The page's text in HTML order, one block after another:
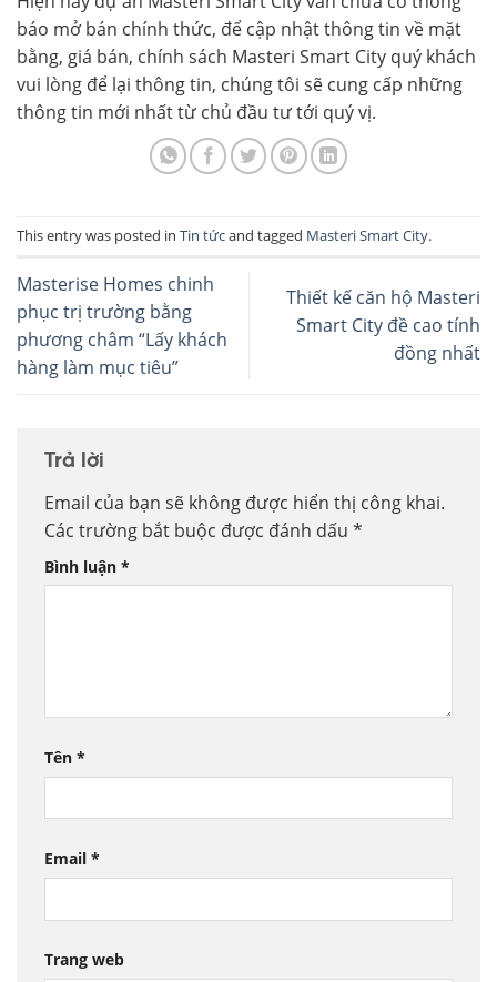
báo mở bán chính thức, để cập nhật thông tin về mặt
bằng, giá bán, chính sách Masteri Smart City quý khách
vui lòng để lại thông tin, chúng tôi sẽ cung cấp những
thông tin mới nhất từ chủ đầu tư tới quý vị.
This entry was posted in Tin tứcand tagged Masteri Smart City.
Masterise Homes chinh
phục trị trường bằng
phương châm “Lấy khách
hàng làm mục tiêu”
Thiết kế căn hộ Masteri
Smart City đề cao tính
đồng nhất
Trả lời
Email của bạn sẽ không được hiển thị công khai.
Các trường bắt buộc được đánh dấu *
Bình luận *
Tên *
Email *
Trang web